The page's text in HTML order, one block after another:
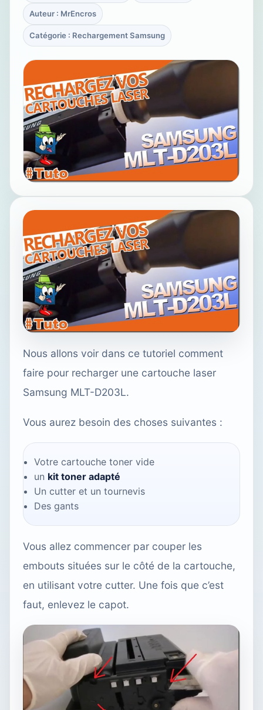
Auteur : MrEncros
Catégorie : Rechargement Samsung
Nous allons voir dans ce tutoriel comment
faire pour recharger une cartouche laser
Samsung MLT-D203L.
Vous aurez besoin des choses suivantes :
Votre cartouche toner vide
un kit toner adapté
Un cutter et un tournevis
Des gants
Vous allez commencer par couper les
embouts situées sur le côté de la cartouche,
en utilisant votre cutter. Une fois que c’est
faut, enlevez le capot.